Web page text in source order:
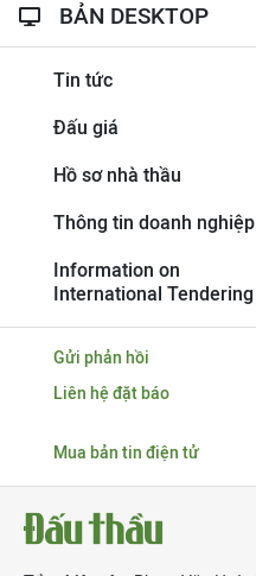
BẢN DESKTOP
Tin tức
Đấu giá
Hồ sơ nhà thầu
Thông tin doanh nghiệp
Information on
International Tendering
Gửi phản hồi
Liên hệ đặt báo
Mua bản tin điện tử